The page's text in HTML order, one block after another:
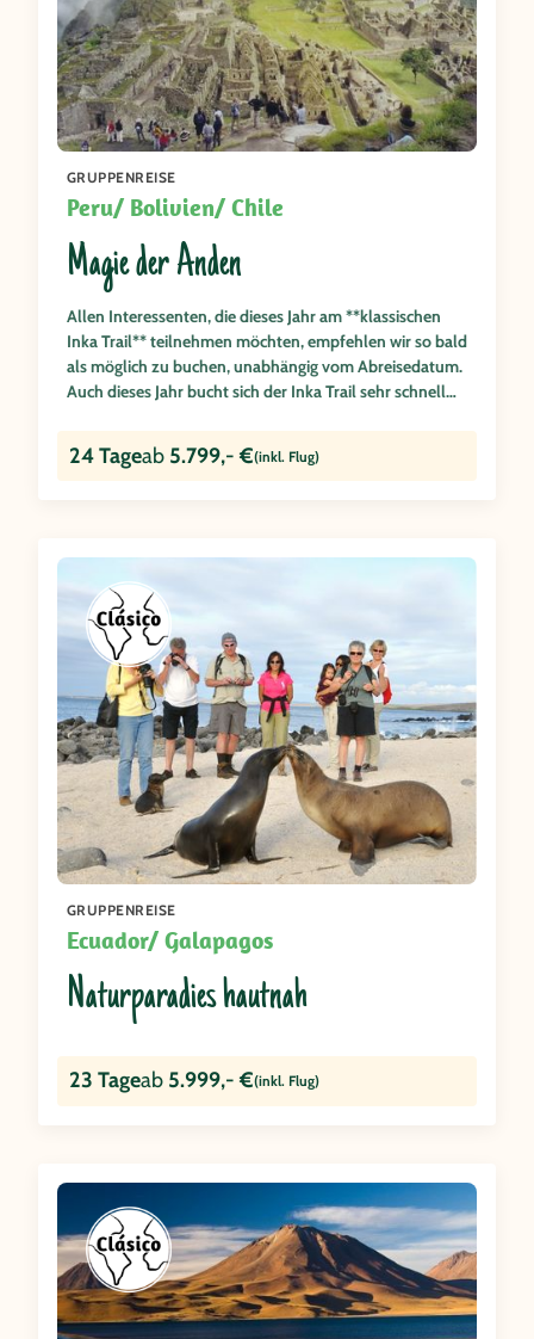
GRUPPENREISE
Peru/ Bolivien/ Chile
Magie der Anden
Allen Interessenten, die dieses Jahr am **klassischen
Inka Trail** teilnehmen möchten, empfehlen wir so bald
als möglich zu buchen, unabhängig vom Abreisedatum.
Auch dieses Jahr bucht sich der Inka Trail sehr schnell
Kontingente für den Inka Trail im Vorfeld zu blockieren.
Unsere Option **Salkantay Trail Komfort Plus** ist
24 Tageab 5.799,- €(inkl. Flug)
GRUPPENREISE
Ecuador/ Galapagos
Naturparadies hautnah
23 Tageab 5.999,- €(inkl. Flug)